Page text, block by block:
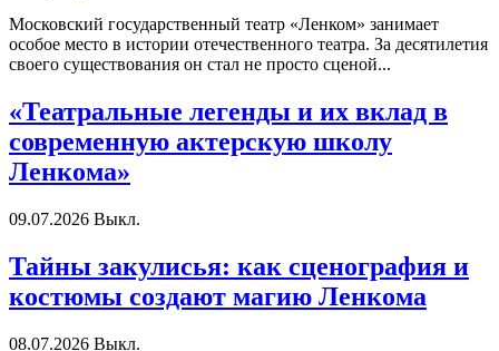
Московский государственный театр «Ленком» занимает
особое место в истории отечественного театра. За десятилетия
своего существования он стал не просто сценой...
«Театральные легенды и их вклад в
современную актерскую школу
Ленкома»
09.07.2026 Выкл.
Тайны закулисья: как сценография и
костюмы создают магию Ленкома
08.07.2026 Выкл.